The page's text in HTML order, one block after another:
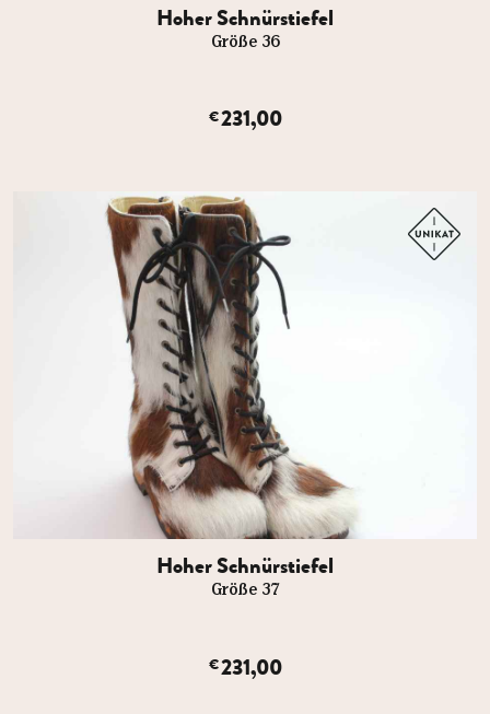
Hoher Schnürstiefel
Größe 36
€231,00
Hoher Schnürstiefel
Größe 37
€231,00